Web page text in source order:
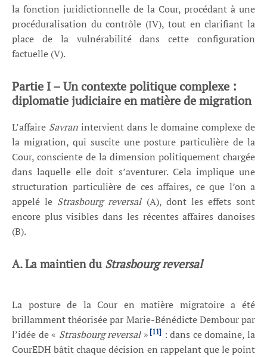
la fonction juridictionnelle de la Cour, procédant à une
procéduralisation du contrôle (IV), tout en clarifiant la
place de la vulnérabilité dans cette configuration
factuelle (V).
Partie I – Un contexte politique complexe :
diplomatie judiciaire en matière de migration
L’affaire Savran intervient dans le domaine complexe de
la migration, qui suscite une posture particulière de la
Cour, consciente de la dimension politiquement chargée
dans laquelle elle doit s’aventurer. Cela implique une
structuration particulière de ces affaires, ce que l’on a
appelé le Strasbourg reversal(A), dont les effets sont
encore plus visibles dans les récentes affaires danoises
(B).
A. La maintien du Strasbourg reversal
La posture de la Cour en matière migratoire a été
brillamment théorisée par Marie-Bénédicte Dembour par
l’idée de « Strasbourg reversal» [11] : dans ce domaine, la
CourEDH bâtit chaque décision en rappelant que le point